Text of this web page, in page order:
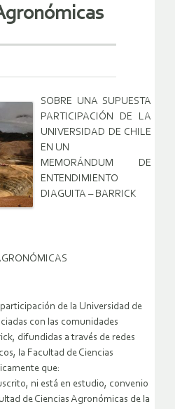
SOBRE UNA SUPUESTA
PARTICIPACIÓN DE LA
UNIVERSIDAD DE CHILE
EN UN
MEMORÁNDUM DE
ENTENDIMIENTO
DIAGUITA – BARRICK
de la Universidad de
con las comunidades
difundidas a través de redes
la Facultad de Ciencias
que:
ni está en estudio, convenio
de Ciencias Agronómicas de la